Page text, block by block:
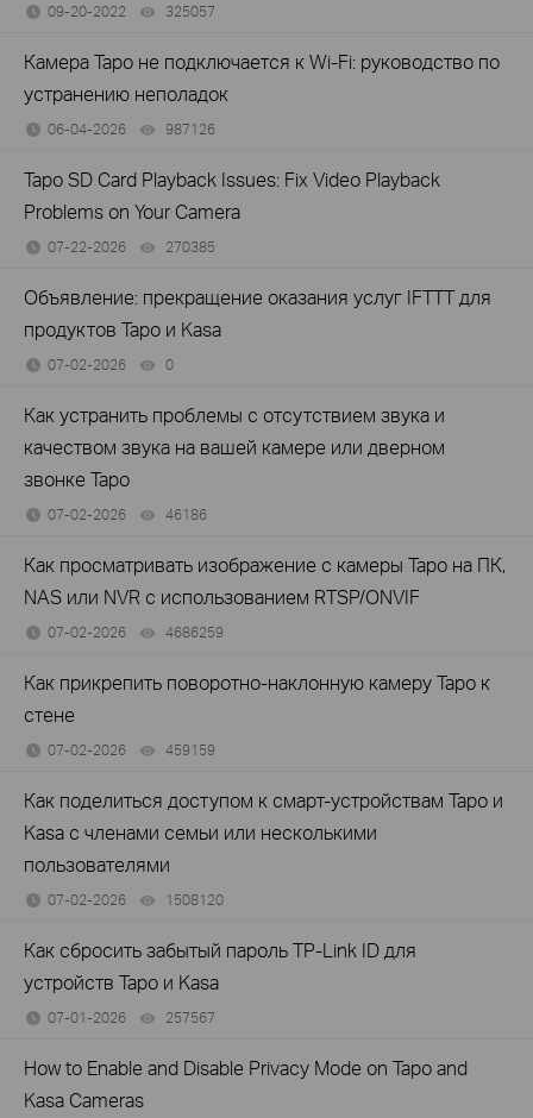
09-20-2022 325057
Камера Tapo не подключается к Wi-Fi: руководство по
устранению неполадок
06-04-2026 987126
Tapo SD Card Playback Issues: Fix Video Playback
Problems on Your Camera
07-22-2026 270385
Объявление: прекращение оказания услуг IFTTT для
продуктов Tapo и Kasa
07-02-2026 0
Как устранить проблемы с отсутствием звука и
качеством звука на вашей камере или дверном
звонке Tapo
07-02-2026 46186
Как просматривать изображение с камеры Tapo на ПК,
NAS или NVR с использованием RTSP/ONVIF
07-02-2026 4686259
Как прикрепить поворотно-наклонную камеру Tapo к
стене
07-02-2026 459159
Как поделиться доступом к смарт-устройствам Tapo и
Kasa с членами семьи или несколькими
пользователями
07-02-2026 1508120
Как сбросить забытый пароль TP-Link ID для
устройств Tapo и Kasa
07-01-2026 257567
How to Enable and Disable Privacy Mode on Tapo and
Kasa Cameras